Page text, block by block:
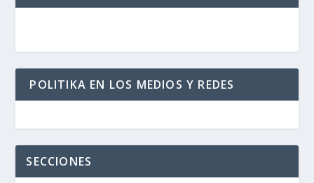
POLITIKA EN LOS MEDIOS Y REDES
SECCIONES